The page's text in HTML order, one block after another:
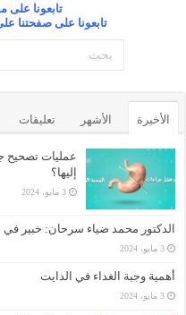
تابعونا على
تابعونا على صفحتنا
الأخيرة الأشهر تعليقات
عمليات تصحيح
إليها؟
3 مايو، 2024
الدكتور محمد ضياء سرحان: خبير
3 مايو، 2024
أهمية وجبة الغداء في الدايت
3 مايو، 2024